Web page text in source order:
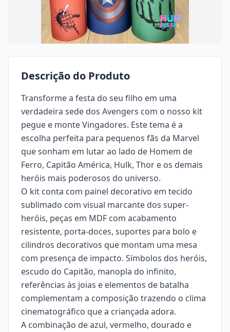
Descrição do Produto
Transforme a festa do seu filho em uma
verdadeira sede dos Avengers com o nosso kit
pegue e monteVingadores. Este tema é a
escolha perfeita para pequenos fãs da Marvel
que sonham em lutar ao lado de Homem de
Ferro, Capitão América, Hulk, Thor e os demais
heróis mais poderosos do universo.
O kit conta com painel decorativo em tecido
sublimado com visual marcante dos super-
heróis, peças em MDF com acabamento
resistente, porta-doces, suportes para bolo e
cilindros decorativos que montam uma mesa
com presença de impacto. Símbolos dos heróis,
escudo do Capitão, manopla do infinito,
referências às joias e elementos de batalha
complementam a composição trazendo o clima
cinematográfico que a criançada adora.
A combinação de azul, vermelho, dourado e